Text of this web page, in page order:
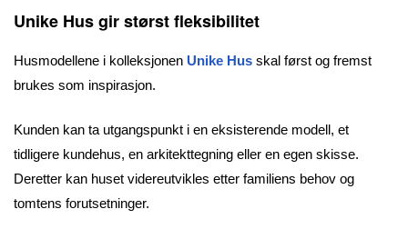
Unike Hus gir størst fleksibilitet
Husmodellene i kolleksjonen Unike Hus skal først og fremst
brukes som inspirasjon.
Kunden kan ta utgangspunkt i en eksisterende modell, et
tidligere kundehus, en arkitekttegning eller en egen skisse.
Deretter kan huset videreutvikles etter familiens behov og
tomtens forutsetninger.